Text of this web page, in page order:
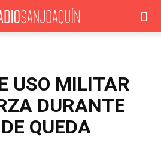
USO MILITAR
DURANTE
QUEDA